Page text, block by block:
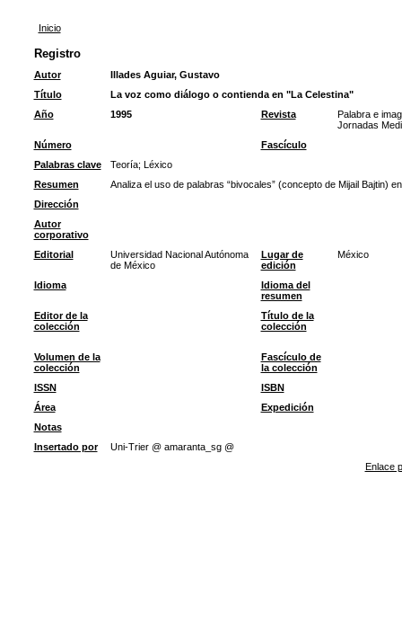
Inicio
Registro
Autor
Illades Aguiar, Gustavo
Título
La voz como diálogo o contienda en "La Celestina"
Año
1995 Revista
Palabra e
Jornadas
Número
Fascículo
Palabras clave
Teoría; Léxico
Resumen
Analiza el uso de palabras “bivocales” (concepto de Mijail Bajtin) en
Dirección
Autor
corporativo
Editorial
Universidad Nacional Autónoma
de México
Lugar de
edición
México
Idioma
Idioma del
resumen
Editor de la
colección
Título de la
colección
Volumen de la
colección
Fascículo de
la colección
ISSN
ISBN
Área
Expedición
Notas
Insertado por
Uni-Trier @ amaranta_sg @
Enlace